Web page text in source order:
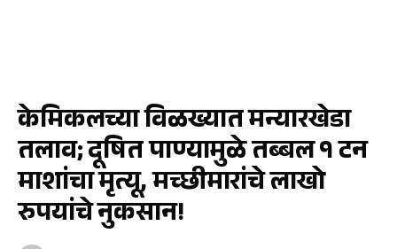
केमिकलच्या विळख्यात मन्यारखेडा
तलाव; दूषित पाण्यामुळे तब्बल १ टन
माशांचा मृत्यू, मच्छीमारांचे लाखो
रुपयांचे नुकसान!